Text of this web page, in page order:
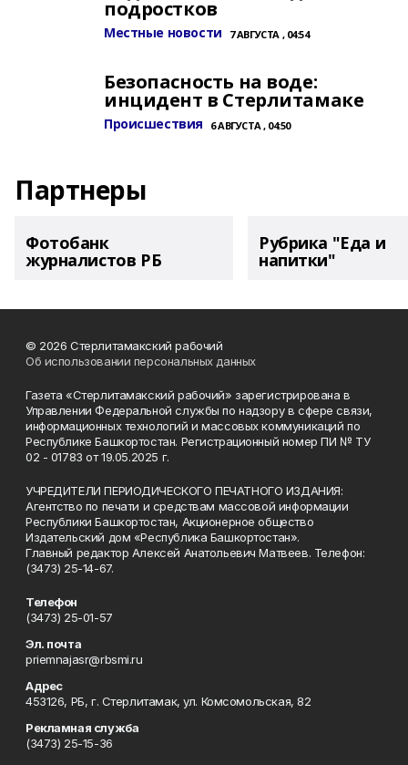
подростков
Местные новости 7 АВГУСТА , 04:54
Безопасность на воде:
инцидент в Стерлитамаке
Происшествия 6 АВГУСТА , 04:50
Партнеры
Фотобанк
журналистов РБ
Рубрика "Еда и
напитки"
© 2026 Стерлитамакский рабочий
Об использовании персональных данных
Газета «Стерлитамакский рабочий» зарегистрирована в
Управлении Федеральной службы по надзору в сфере связи,
информационных технологий и массовых коммуникаций по
Республике Башкортостан. Регистрационный номер ПИ № ТУ
02 - 01783 от 19.05.2025 г.
УЧРЕДИТЕЛИ ПЕРИОДИЧЕСКОГО ПЕЧАТНОГО ИЗДАНИЯ:
Агентство по печати и средствам массовой информации
Республики Башкортостан, Акционерное общество
Издательский дом «Республика Башкортостан».
Главный редактор Алексей Анатольевич Матвеев. Телефон:
(3473) 25-14-67.
Телефон
(3473) 25-01-57
Эл. почта
priemnajasr@rbsmi.ru
Адрес
453126, РБ, г. Стерлитамак, ул. Комсомольская, 82
Рекламная служба
(3473) 25-15-36